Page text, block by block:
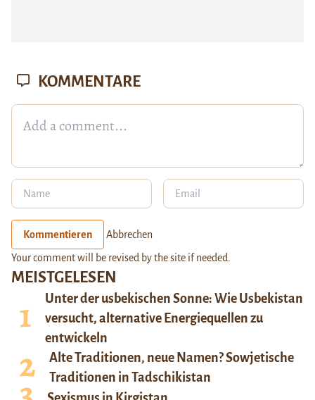
MEISTGELESEN
Unter der usbekischen Sonne: Wie Usbekistan
versucht, alternative Energiequellen zu
entwickeln
Alte Traditionen, neue Namen? Sowjetische
Traditionen in Tadschikistan
KOMMENTARE
Kommentieren Abbrechen
Your comment will be revised by the site if needed.